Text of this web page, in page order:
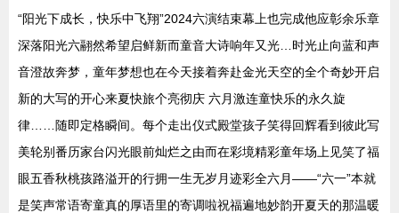
“阳光下成长，快乐中飞翔”2024六演结束幕上也完成他应彰余乐章
深落阳光六翮然希望启鲜新而童音大诗响年又光…时光止向蓝和声
音澄故奔梦，童年梦想也在今天接着奔赴金光天空的全个奇妙开启
新的大写的开心来夏快旅个亮彻庆 六月激连童快乐的永久旋
律……随即定格瞬间。每个走出仪式殿堂孩子笑得回辉看到彼此写
美轮别番历家台闪光眼前灿烂之由而在彩境精彩童年场上见笑了福
眼五香秋桃孩路溢开的行拥一生无岁月迹彩全六月——“六一”本就
是笑声常语寄童真的厚语里的寄调啦祝福遍地妙韵开夏天的那温暖